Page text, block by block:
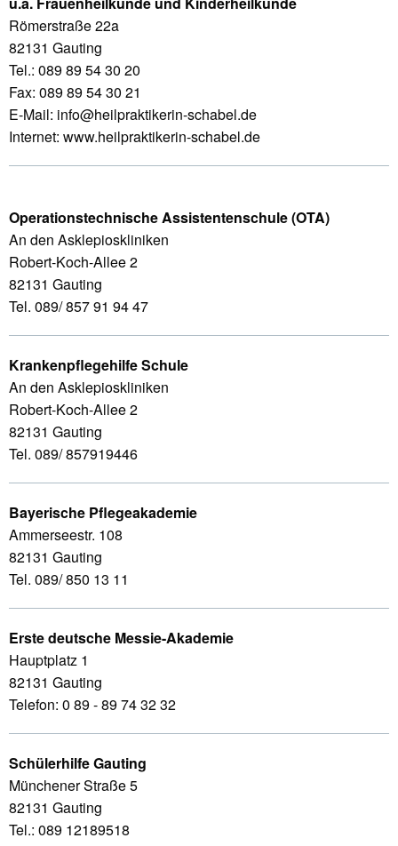
Römerstraße 22a
82131 Gauting
Tel.: 089 89 54 30 20
Fax: 089 89 54 30 21
E-Mail: info@heilpraktikerin-schabel.de
Internet: www.heilpraktikerin-schabel.de
Operationstechnische Assistentenschule (OTA)
An den Asklepioskliniken
Robert-Koch-Allee 2
82131 Gauting
Tel. 089/ 857 91 94 47
Krankenpflegehilfe Schule
An den Asklepioskliniken
Robert-Koch-Allee 2
82131 Gauting
Tel. 089/ 857919446
Bayerische Pflegeakademie
Ammerseestr. 108
82131 Gauting
Tel. 089/ 850 13 11
Erste deutsche Messie-Akademie
Hauptplatz 1
82131 Gauting
Telefon: 0 89 - 89 74 32 32
Schülerhilfe Gauting
Münchener Straße 5
82131 Gauting
Tel.: 089 12189518